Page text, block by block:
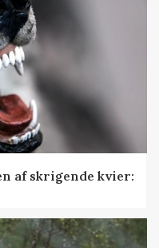
af skrigende kvier: